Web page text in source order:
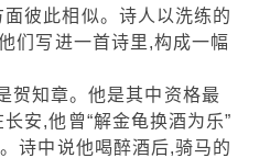
彼此相似。诗人以洗练的
们写进一首诗里,构成一幅
知章。他是其中资格最
安,他曾“解金龟换酒为乐”
诗中说他喝醉酒后,骑马的